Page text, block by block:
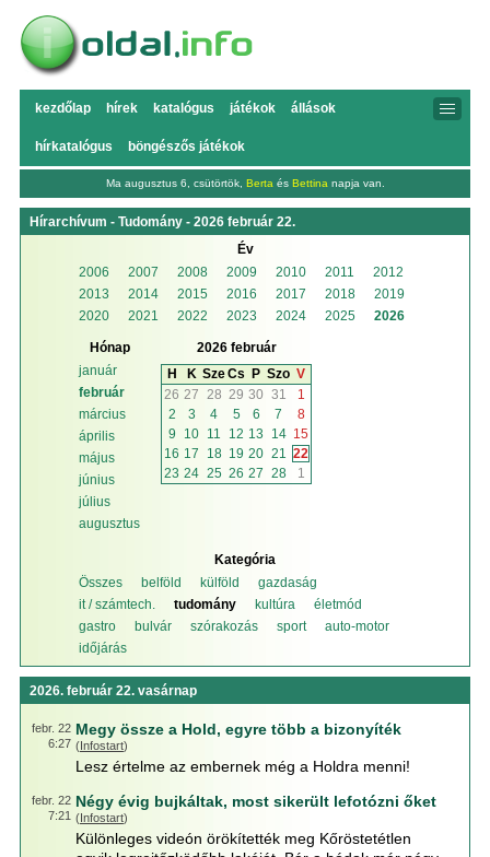
kezdőlap hírek katalógus játékok állások
hírkatalógus böngészős játékok
Ma augusztus 6, csütörtök, Berta és Bettina napja van.
Hírarchívum - Tudomány - 2026 február 22.
Év
2006
2007 2008 2009 2010 2011
2012
2013
2014 2015 2016 2017 2018
2019
2020
2021 2022 2023 2024 2025 2026
Hónap
január
február
március
április
május
június
július
augusztus
2026 február
H
K SzeCs P Szo V
26 27 28 29 30 31
1
2
3 4 5 6 7
8
9
10 11 12 13 14 15
16 17 18 19 20 21
22
23 24 25 26 27 28 1
Kategória
Összes
belföld külföld
gazdaság
it / számtech.
tudomány kultúra
életmód
gastro
bulvár szórakozás sport
auto-motor
időjárás
2026. február 22. vasárnap
febr. 22
6:27
Megy össze a Hold, egyre több a bizonyíték
(Infostart)
Lesz értelme az embernek még a Holdra menni!
febr. 22
7:21
Négy évig bujkáltak, most sikerült lefotózni őket
(Infostart)
Különleges videón örökítették meg Kőröstetétlen